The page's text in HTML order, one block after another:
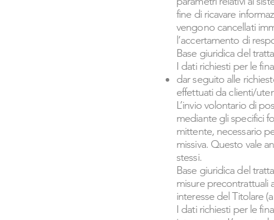
fine di ricavare
vengono cancellati
l’accertamento di
Base giuridica del
I dati richiesti per le
dar seguito alle
effettuati da clienti/
L’invio volontario di
mediante gli specifici
mittente, necessario
missiva. Questo vale
stessi.
Base giuridica del
misure precontrattuali
interesse del Titolare
I dati richiesti per le